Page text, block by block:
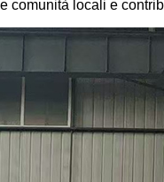
comunità locali e